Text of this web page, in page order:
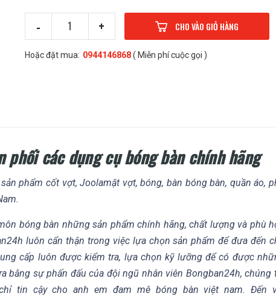
- + CHO VÀO GIỎ HÀNG
Hoặc đặt mua: 0944146868( Miễn phí cuộc gọi )
phối các dụng cụ bóng bàn chính hãng
phẩm cốt vợt, Joolamặt vợt, bóng, bàn bóng bàn, quần áo,
bóng bàn những sản phẩm chính hãng, chất lượng và phù
luôn cẩn thận trong việc lựa chọn sản phẩm để đưa đến
cấp luôn được kiểm tra, lựa chọn kỹ lưỡng để có được
bằng sự phấn đấu của đội ngũ nhân viên Bongban24h, chúng
tin cậy cho anh em đam mê bóng bàn việt nam. Đến